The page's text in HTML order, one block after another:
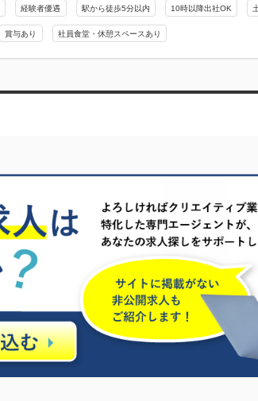
経験者優遇 駅から徒歩5分以内 10時以降出社OK
賞与あり 社員食堂・休憩スペースあり